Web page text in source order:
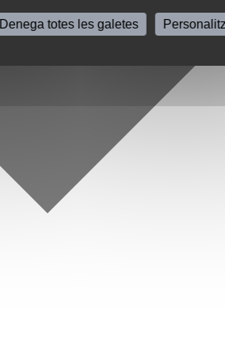
Denega totes les galetes